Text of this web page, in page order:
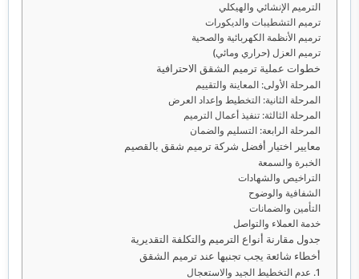
الترميم الإنشائي والهيكلي
ترميم التشطيبات والديكورات
ترميم الأنظمة الكهربائية والصحية
ترميم العزل (حراري ومائي)
خطوات عملية ترميم الشقق الاحترافية
المرحلة الأولى: المعاينة والتقييم
المرحلة الثانية: التخطيط وإعداد العرض
المرحلة الثالثة: تنفيذ أعمال الترميم
المرحلة الرابعة: التسليم والضمان
معايير اختيار أفضل شركة ترميم شقق بالقصيم
الخبرة والسمعة
التراخيص والشهادات
الشفافية والوضوح
التأمين والضمانات
خدمة العملاء والتواصل
جدول مقارنة أنواع الترميم والتكلفة التقديرية
أخطاء شائعة يجب تجنبها عند ترميم الشقق
1. عدم التخطيط الجيد والاستعجال